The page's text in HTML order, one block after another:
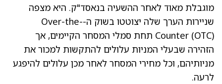
מוגבלת מאוד לאחר ההשעיה בנאסד"ק. היא מצפה
שניירות הערך שלה יצוטטו בשוק ה-Over-the-
Counter (OTC) תחת סמלי המסחר הקיימים, אך
הזהירה שבעלי המניות עלולים להתקשות למכור את
מניותיהם, וכל מחירי המסחר לאחר מכן עלולים להיפגע
לרעה.